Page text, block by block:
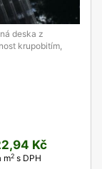
deska z
krupobitím,
Kč
m2 s DPH